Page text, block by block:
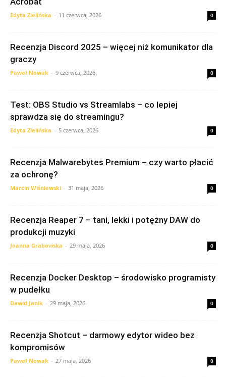
Edyta Zielińska - 11 czerwca, 2026 0
Recenzja Discord 2025 – więcej niż komunikator dla
graczy
Paweł Nowak - 9 czerwca, 2026 0
Test: OBS Studio vs Streamlabs – co lepiej
sprawdza się do streamingu?
Edyta Zielińska - 5 czerwca, 2026 0
Recenzja Malwarebytes Premium – czy warto płacić
za ochronę?
Marcin Wiśniewski - 31 maja, 2026 0
Recenzja Reaper 7 – tani, lekki i potężny DAW do
produkcji muzyki
Joanna Grabowska - 29 maja, 2026 0
Recenzja Docker Desktop – środowisko programisty
w pudełku
Dawid Janik - 29 maja, 2026 0
Recenzja Shotcut – darmowy edytor wideo bez
kompromisów
Paweł Nowak - 27 maja, 2026 0